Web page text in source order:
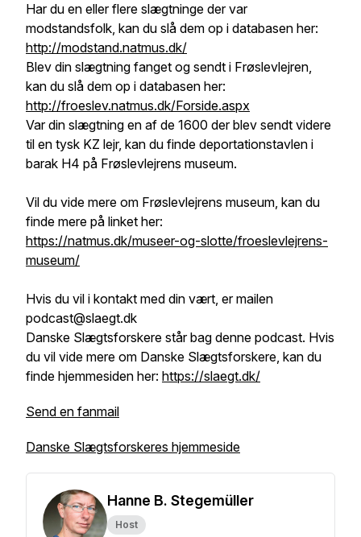
Har du en eller flere slægtninge der var
modstandsfolk, kan du slå dem op i databasen her:
http://modstand.natmus.dk/
Blev din slægtning fanget og sendt i Frøslevlejren,
kan du slå dem op i databasen her:
http://froeslev.natmus.dk/Forside.aspx
Var din slægtning en af de 1600 der blev sendt videre
til en tysk KZ lejr, kan du finde deportationstavlen i
barak H4 på Frøslevlejrens museum.
Vil du vide mere om Frøslevlejrens museum, kan du
finde mere på linket her:
https://natmus.dk/museer-og-slotte/froeslevlejrens-
museum/
Hvis du vil i kontakt med din vært, er mailen
podcast@slaegt.dk
Danske Slægtsforskere står bag denne podcast. Hvis
du vil vide mere om Danske Slægtsforskere, kan du
finde hjemmesiden her: https://slaegt.dk/
Send en fanmail
Danske Slægtsforskeres hjemmeside
Hanne B. Stegemüller
Host